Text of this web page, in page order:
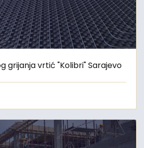
grijanja vrtić "Kolibri" Sarajevo